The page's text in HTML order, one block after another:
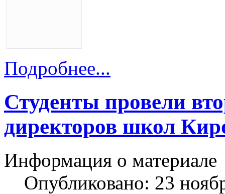
Подробнее...
Студенты провели
директоров школ
Информация о материале
Опубликовано: 23